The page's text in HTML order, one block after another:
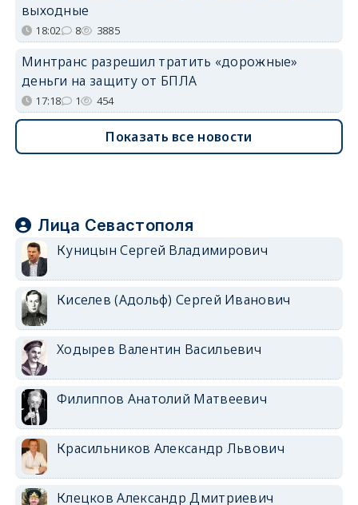
выходные
18:02 8 3885
Минтранс разрешил тратить «дорожные»
деньги на защиту от БПЛА
17:18 1 454
Показать все новости
Лица Севастополя
Куницын Сергей Владимирович
Киселев (Адольф) Сергей Иванович
Ходырев Валентин Васильевич
Филиппов Анатолий Матвеевич
Красильников Александр Львович
Клецков Александр Дмитриевич